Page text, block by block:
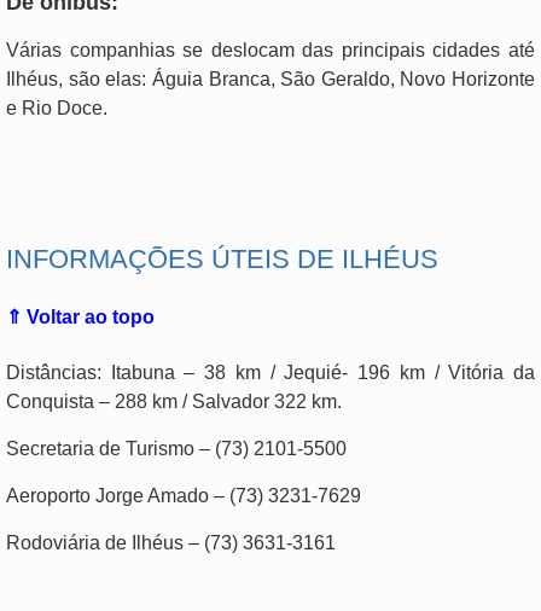
Várias companhias se deslocam das principais cidades até
Ilhéus, são elas: Águia Branca, São Geraldo, Novo Horizonte
e Rio Doce.
INFORMAÇÕES ÚTEIS DE ILHÉUS
⇑ Voltar ao topo
Distâncias: Itabuna – 38 km / Jequié- 196 km / Vitória da
Conquista – 288 km / Salvador 322 km.
Secretaria de Turismo – (73) 2101-5500
Aeroporto Jorge Amado – (73) 3231-7629
Rodoviária de Ilhéus – (73) 3631-3161